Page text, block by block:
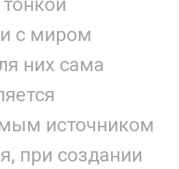
с миром
них сама
источником
при создании